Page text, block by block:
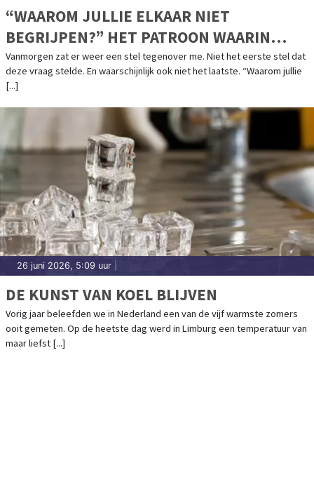
“WAAROM JULLIE ELKAAR NIET
BEGRIJPEN?” HET PATROON WAARIN
ZOVEEL STELLEN VASTLOPEN.
Vanmorgen zat er weer een stel tegenover me. Niet het eerste stel dat
deze vraag stelde. En waarschijnlijk ook niet het laatste. “Waarom jullie
[...]
26 juni 2026, 5:09 uur
DE KUNST VAN KOEL BLIJVEN
Vorig jaar beleefden we in Nederland een van de vijf warmste zomers
ooit gemeten. Op de heetste dag werd in Limburg een temperatuur van
maar liefst [...]